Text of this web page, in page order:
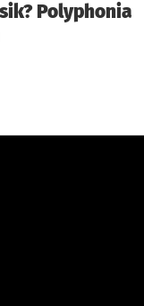
Polyphonia